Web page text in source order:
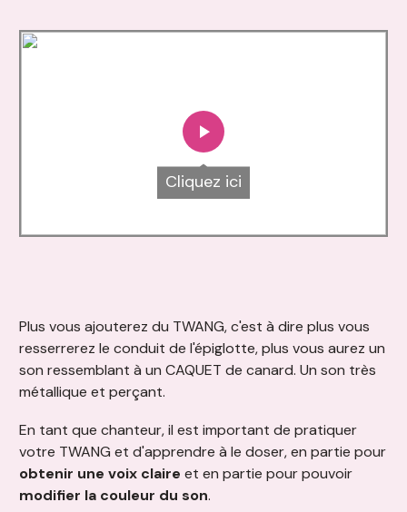
Cliquez ici
Plus vous ajouterez du TWANG, c'est à dire plus vous
resserrerez le conduit de l'épiglotte, plus vous aurez un
son ressemblant à un CAQUET de canard. Un son très
métallique et perçant.
En tant que chanteur, il est important de pratiquer
votre TWANG et d'apprendre à le doser, en partie pour
obtenir une voix claire et en partie pour pouvoir
modifier la couleur du son.